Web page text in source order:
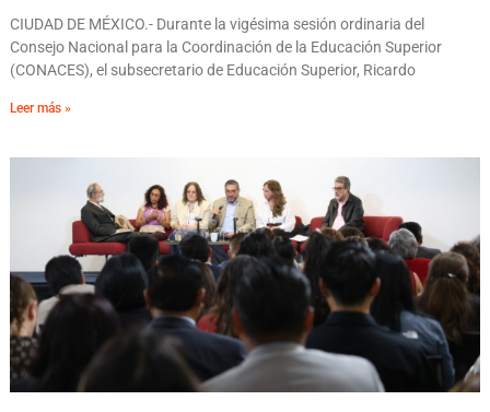
CIUDAD DE MÉXICO.- Durante la vigésima sesión ordinaria del
Consejo Nacional para la Coordinación de la Educación Superior
(CONACES), el subsecretario de Educación Superior, Ricardo
Leer más »